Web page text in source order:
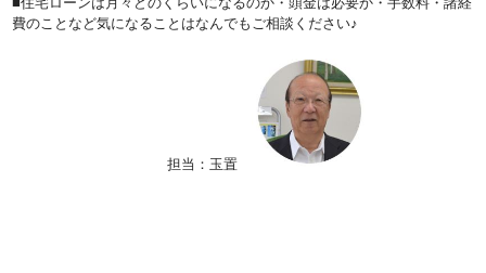
費のことなど気になることはなんでもご相談ください♪
担当：玉置